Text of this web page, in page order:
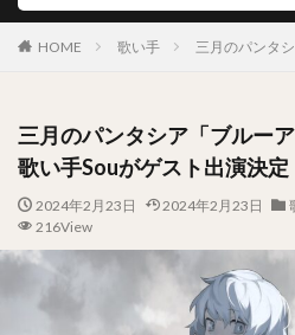
HOME 歌い手 三月のパンタ
三月のパンタシア「ブルー
歌い手Souがゲスト出演決定
2024年2月23日 2024年2月23日
216View